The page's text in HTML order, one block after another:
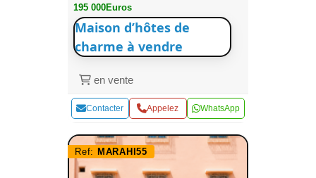
195 000Euros
Maison d’hôtes de
charme à vendre
en vente
Contacter Appelez WhatsApp
Ref: MARAHI55